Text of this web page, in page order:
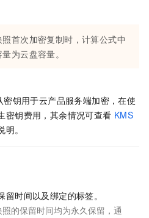
首次加密复制时，计算公式中
为云盘容量。
密钥用于云产品服务端加密，在使
密钥费用，其余情况可查看 KMS
。
时间以及绑定的标签。
的保留时间均为永久保留，通